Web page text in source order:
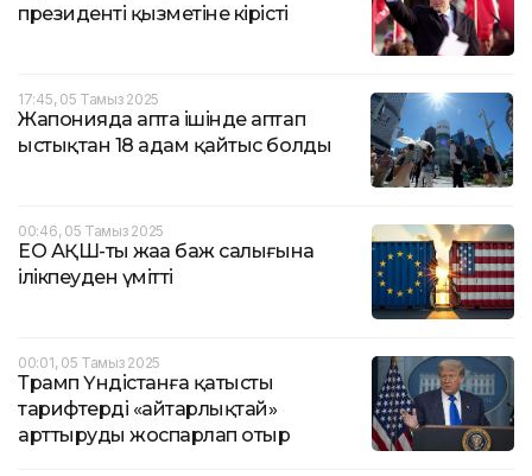
президенті қызметіне кірісті
17:45, 05 Тамыз 2025
Жапонияда апта ішінде аптап
ыстықтан 18 адам қайтыс болды
00:46, 05 Тамыз 2025
ЕО АҚШ-тың жаңа баж салығына
ілікпеуден үмітті
00:01, 05 Тамыз 2025
Трамп Үндістанға қатысты
тарифтерді «айтарлықтай»
арттыруды жоспарлап отыр